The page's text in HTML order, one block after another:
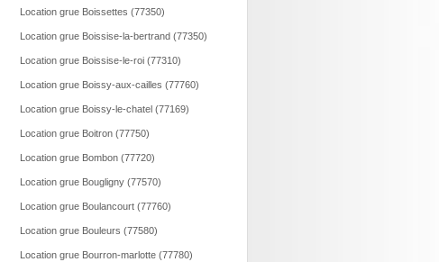
Location grue Boissettes (77350)
Location grue Boissise-la-bertrand (77350)
Location grue Boissise-le-roi (77310)
Location grue Boissy-aux-cailles (77760)
Location grue Boissy-le-chatel (77169)
Location grue Boitron (77750)
Location grue Bombon (77720)
Location grue Bougligny (77570)
Location grue Boulancourt (77760)
Location grue Bouleurs (77580)
Location grue Bourron-marlotte (77780)